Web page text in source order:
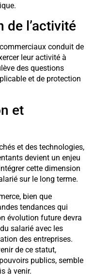
de l’activité
conduit de
leur activité à
des questions
et de protection
et
et des technologies,
devient un enjeu
cette dimension
sur le long terme.
bien que
tendances qui
évolution future devra
salarié avec les
des entreprises.
de ce statut,
publics, semble
à venir.